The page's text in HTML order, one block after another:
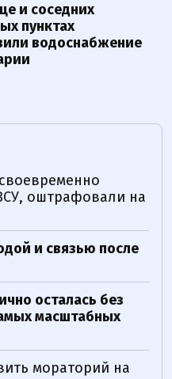
и соседних
пунктах
водоснабжение
оштрафовали на
и связью после
осталась без
масштабных
мораторий на